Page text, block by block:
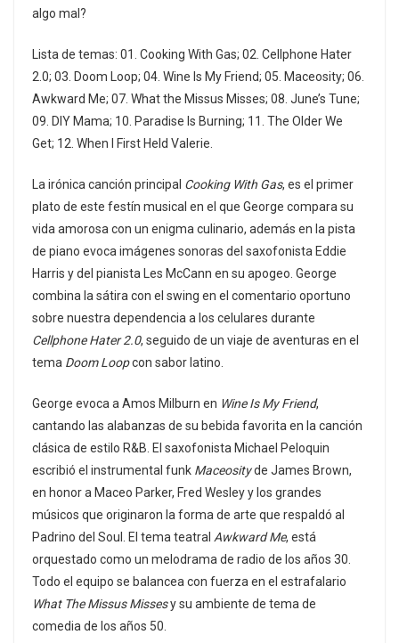
algo mal?
Lista de temas: 01. Cooking With Gas; 02. Cellphone Hater
2.0; 03. Doom Loop; 04. Wine Is My Friend; 05. Maceosity; 06.
Awkward Me; 07. What the Missus Misses; 08. June’s Tune;
09. DIY Mama; 10. Paradise Is Burning; 11. The Older We
Get; 12. When I First Held Valerie.
La irónica canción principal Cooking With Gas, es el primer
plato de este festín musical en el que George compara su
vida amorosa con un enigma culinario, además en la pista
de piano evoca imágenes sonoras del saxofonista Eddie
Harris y del pianista Les McCann en su apogeo. George
combina la sátira con el swing en el comentario oportuno
sobre nuestra dependencia a los celulares durante
Cellphone Hater 2.0, seguido de un viaje de aventuras en el
tema Doom Loopcon sabor latino.
George evoca a Amos Milburn en Wine Is My Friend,
cantando las alabanzas de su bebida favorita en la canción
clásica de estilo R&B. El saxofonista Michael Peloquin
escribió el instrumental funk Maceosityde James Brown,
en honor a Maceo Parker, Fred Wesley y los grandes
músicos que originaron la forma de arte que respaldó al
Padrino del Soul. El tema teatral Awkward Me, está
orquestado como un melodrama de radio de los años 30.
Todo el equipo se balancea con fuerza en el estrafalario
What The Missus Missesy su ambiente de tema de
comedia de los años 50.